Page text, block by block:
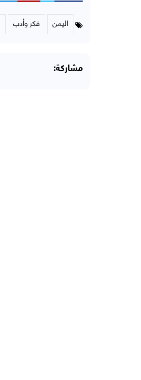
اليمن فكر وأدب
مشاركة: